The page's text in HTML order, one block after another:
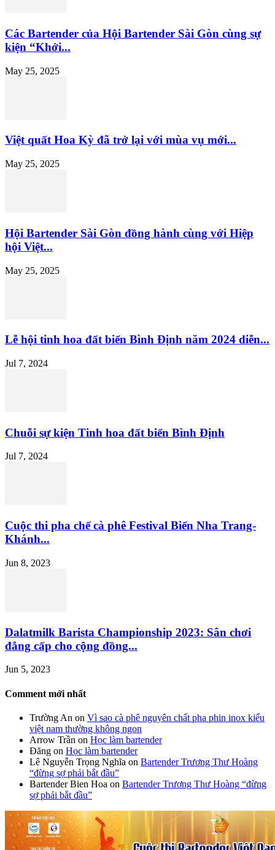
Các Bartender của Hội Bartender Sài Gòn cùng sự
kiện “Khởi...
May 25, 2025
Việt quất Hoa Kỳ đã trở lại với mùa vụ mới...
May 25, 2025
Hội Bartender Sài Gòn đồng hành cùng với Hiệp
hội Việt...
May 25, 2025
Lễ hội tinh hoa đất biển Bình Định năm 2024 diễn...
Jul 7, 2024
Chuỗi sự kiện Tinh hoa đất biển Bình Định
Jul 7, 2024
Cuộc thi pha chế cà phê Festival Biển Nha Trang-
Khánh...
Jun 8, 2023
Dalatmilk Barista Championship 2023: Sân chơi
đẳng cấp cho cộng đồng...
Jun 5, 2023
Comment mới nhất
Trường An on Vì sao cà phê nguyên chất pha phin inox kiểu
việt nam thường không ngon
Arrow Trần on Học làm bartender
Đăng on Học làm bartender
Lê Nguyễn Trọng Nghĩa on Bartender Trương Thư Hoàng
“đừng sợ phải bắt đầu”
Bartender Bien Hoa on Bartender Trương Thư Hoàng “đừng
sợ phải bắt đầu”